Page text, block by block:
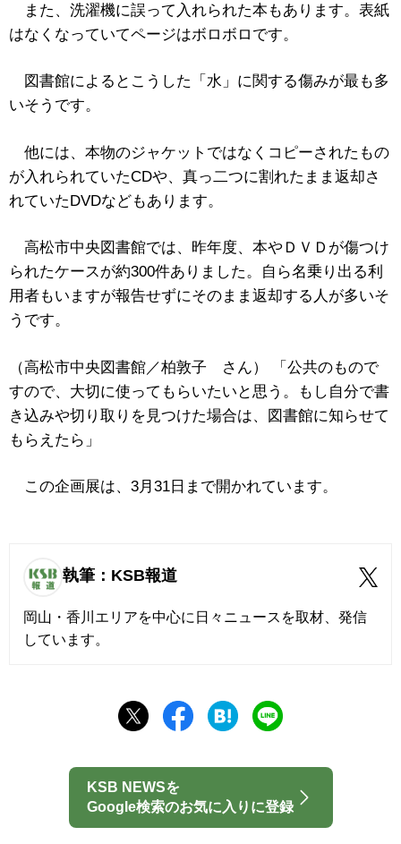
また、洗濯機に誤って入れられた本もあります。表紙
はなくなっていてページはボロボロです。
図書館によるとこうした「水」に関する傷みが最も多
いそうです。
他には、本物のジャケットではなくコピーされたもの
が入れられていたCDや、真っ二つに割れたまま返却さ
れていたDVDなどもあります。
高松市中央図書館では、昨年度、本やＤＶＤが傷つけ
られたケースが約300件ありました。自ら名乗り出る利
用者もいますが報告せずにそのまま返却する人が多いそ
うです。
（高松市中央図書館／柏敦子 さん） 「公共のもので
すので、大切に使ってもらいたいと思う。もし自分で書
き込みや切り取りを見つけた場合は、図書館に知らせて
もらえたら」
この企画展は、3月31日まで開かれています。
執筆：KSB報道
岡山・香川エリアを中心に日々ニュースを取材、発信
しています。
KSB NEWSを
Google検索のお気に入りに登録